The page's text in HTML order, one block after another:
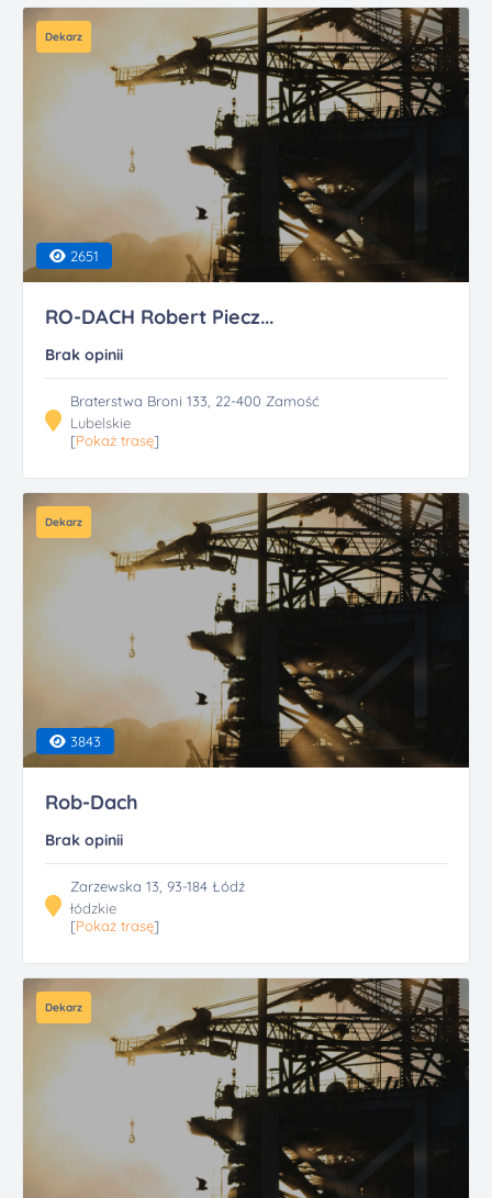
Dekarz
2651
RO-DACH Robert Piecz...
Brak opinii
Braterstwa Broni 133, 22-400 Zamość
Lubelskie
[Pokaż trasę]
Dekarz
3843
Rob-Dach
Brak opinii
Zarzewska 13, 93-184 Łódź
łódzkie
[Pokaż trasę]
Dekarz